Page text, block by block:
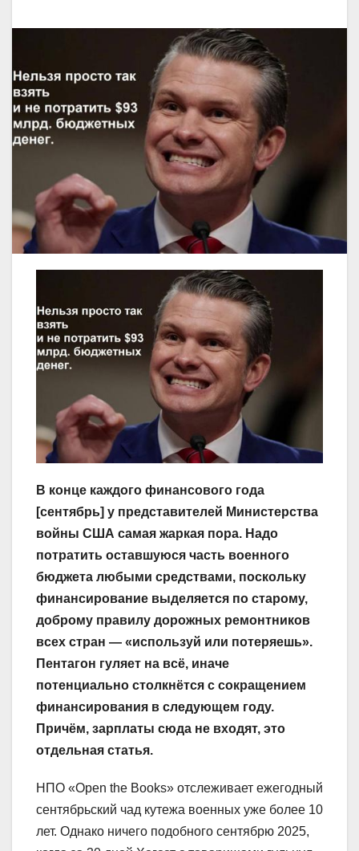
В конце каждого финансового года
[сентябрь] у представителей Министерства
войны США самая жаркая пора. Надо
потратить оставшуюся часть военного
бюджета любыми средствами, поскольку
финансирование выделяется по старому,
доброму правилу дорожных ремонтников
всех стран — «используй или потеряешь».
Пентагон гуляет на всё, иначе
потенциально столкнётся с сокращением
финансирования в следующем году.
Причём, зарплаты сюда не входят, это
отдельная статья.
НПО «Open the Books» отслеживает ежегодный
сентябрьский чад кутежа военных уже более 10
лет. Однако ничего подобного сентябрю 2025,